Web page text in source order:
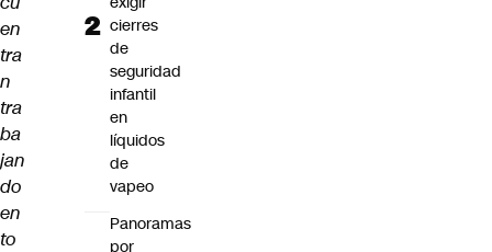
en
tra
n
tra
ba
jan
do
en
to
cierres
de
seguridad
infantil
en
líquidos
de
vapeo
Panoramas
por